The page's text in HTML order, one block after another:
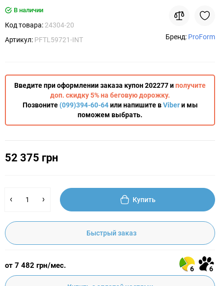
В наличии
Код товара: 24304-20
Артикул: PFTL59721-INT Бренд: ProForm
Введите при оформлении заказа купон 202277 иполучите
доп. скидку 5% на беговую дорожку.
Позвоните(099)394-60-64или напишите вViberи мы
поможем выбрать.
52 375 грн
Купить
Быстрый заказ
от 7 482 грн/мес. 6 6